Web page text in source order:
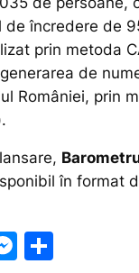
încredere de
prin metoda
de
României, prin
în format
M